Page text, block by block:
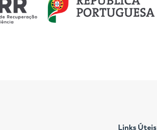
Links Úteis